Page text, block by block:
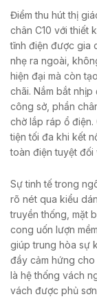
Điểm thu hút thị
chân C10 với thiết
tĩnh điện được gia
nhẹ ra ngoài,
hiện đại mà còn
chãi. Nắm bắt
công sở, phần
chờ lắp ráp ổ điện.
tiện tối đa khi kết
toàn điện tuyệt
Sự tinh tế trong
rõ nét qua kiểu
truyền thống, mặt
cong uốn lượn
giúp trung hòa sự
đầy cảm hứng
là hệ thống vách
vách được phủ